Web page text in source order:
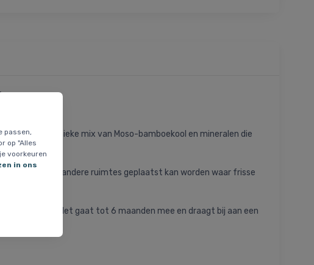
passen,
op "Alles
voorkeuren
in ons
bevat een unieke mix van Moso-bamboekool en mineralen die
kasten en andere ruimtes geplaatst kan worden waar frisse
keuze is. Het gaat tot 6 maanden mee en draagt bij aan een